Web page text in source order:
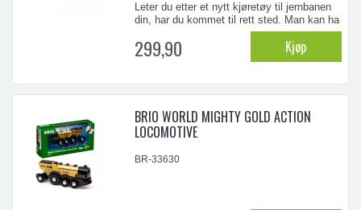
Leter du etter et nytt kjøretøy til jernbanen
din, har du kommet til rett sted. Man kan ha
mye moro med dette batteridrevne togsettet
med en bevegelig kullvogn, roterende
sementblander og lysende frontlykter på
...
299,90 Kjøp
BRIO WORLD MIGHTY GOLD ACTION
LOCOMOTIVE
BR-33630